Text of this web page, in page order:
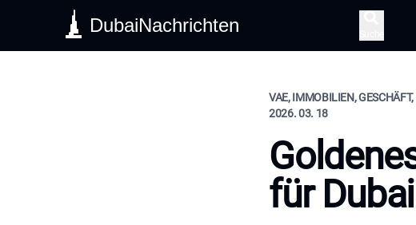
DubaiNachrichten
VAE, IMMOBILIEN,
2026. 03. 18
für